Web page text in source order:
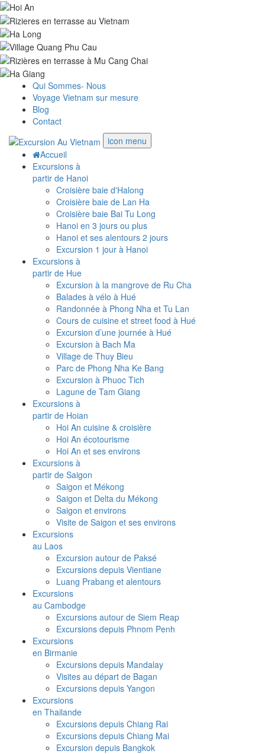
Qui Sommes- Nous
Voyage Vietnam sur mesure
Blog
Contact
icon menu
Accueil
Excursions à
partir de Hanoi
Croisière baie d'Halong
Croisière baie de Lan Ha
Croisière baie Bai Tu Long
Hanoi en 3 jours ou plus
Hanoi et ses alentours 2 jours
Excursion 1 jour à Hanoi
Excursions à
partir de Hue
Excursion à la mangrove de Ru Cha
Balades à vélo à Hué
Randonnée à Phong Nha et Tu Lan
Cours de cuisine et street food à Hué
Excursion d’une journée à Hué
Excursion à Bach Ma
Village de Thuy Bieu
Parc de Phong Nha Ke Bang
Excursion à Phuoc Tich
Lagune de Tam Giang
Excursions à
partir de Hoian
Hoi An cuisine & croisière
Hoi An écotourisme
Hoi An et ses environs
Excursions à
partir de Saigon
Saigon et Mékong
Saigon et Delta du Mékong
Saigon et environs
Visite de Saigon et ses environs
Excursions
au Laos
Excursion autour de Paksé
Excursions depuis Vientiane
Luang Prabang et alentours
Excursions
au Cambodge
Excursions autour de Siem Reap
Excursions depuis Phnom Penh
Excursions
en Birmanie
Excursions depuis Mandalay
Visites au départ de Bagan
Excursions depuis Yangon
Excursions
en Thailande
Excursions depuis Chiang Rai
Excursions depuis Chiang Mai
Excursion depuis Bangkok